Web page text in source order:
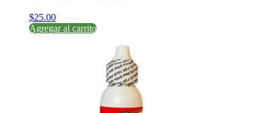
$25.00
Agregar al carrito